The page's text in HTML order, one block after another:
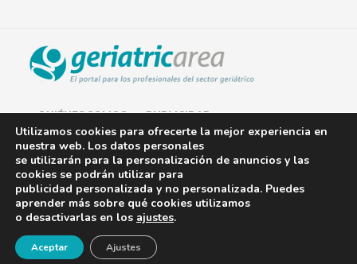
QUIÉNES SOMOS PUBLICIDAD
AVISO LEGAL
POLÍTICA DE COOKIES
POLÍTICA DE PRIVACIDAD
CONTACTO¡Newsletter!
Utilizamos cookies para ofrecerte la mejor experiencia en
nuestra web. Los datos personales
se utilizarán para la personalización de anuncios y las
cookies se podrán utilizar para
publicidad personalizada y no personalizada. Puedes
aprender más sobre qué cookies utilizamos
o desactivarlas en los ajustes.
Aceptar Ajustes